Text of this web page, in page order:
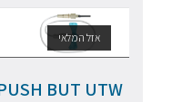
אזל המלאי
BUT UTW